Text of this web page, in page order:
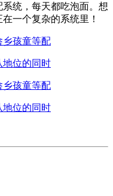
统，每天都吃泡面。想
一个复杂的系统里！
乡孩童等配
地位的同时
乡孩童等配
地位的同时